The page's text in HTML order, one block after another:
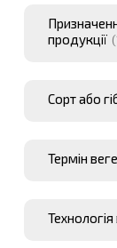
продукції
Сорт або
Термін